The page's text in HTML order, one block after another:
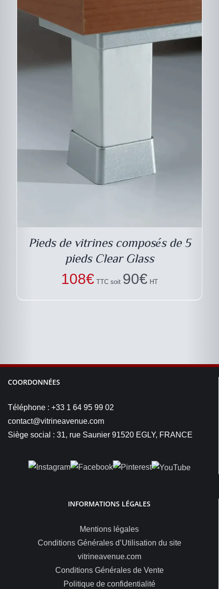
Pieds de vitrines composés de 5
pieds Clear Glass
108€ TTC soit 90€ HT
COORDONNÉES
Téléphone : +33 1 64 95 99 02
contact@vitrineavenue.com
Siège social : 31, rue Saunier 91520 EGLY, FRANCE
INFORMATIONS LÉGALES
Mentions légales
Conditions Générales d’Utilisation du site
vitrineavenue.com
Conditions Générales de Vente
Politique de confidentialité